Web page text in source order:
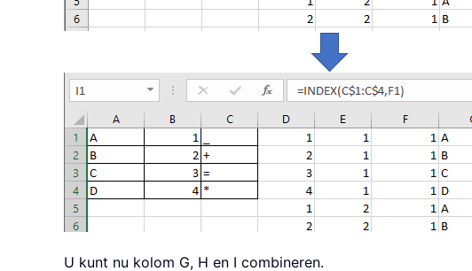
U kunt nu kolom G, H en I combineren.